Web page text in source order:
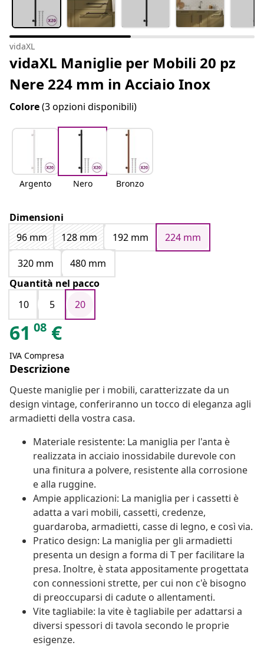
vidaXL
vidaXL Maniglie per Mobili 20 pz
Nere 224 mm in Acciaio Inox
Colore(3 opzioni disponibili)
Argento Nero Bronzo
Dimensioni
96 mm
128 mm 192 mm
224 mm
320 mm
480 mm
Quantità nel pacco
10
5 20
61 08 €
IVA Compresa
Descrizione
Queste maniglie per i mobili, caratterizzate da un
design vintage, conferiranno un tocco di eleganza agli
armadietti della vostra casa.
Materiale resistente: La maniglia per l'anta è
realizzata in acciaio inossidabile durevole con
una finitura a polvere, resistente alla corrosione
e alla ruggine.
Ampie applicazioni: La maniglia per i cassetti è
adatta a vari mobili, cassetti, credenze,
guardaroba, armadietti, casse di legno, e così via.
Pratico design: La maniglia per gli armadietti
presenta un design a forma di T per facilitare la
presa. Inoltre, è stata appositamente progettata
con connessioni strette, per cui non c'è bisogno
di preoccuparsi di cadute o allentamenti.
Vite tagliabile: la vite è tagliabile per adattarsi a
diversi spessori di tavola secondo le proprie
esigenze.